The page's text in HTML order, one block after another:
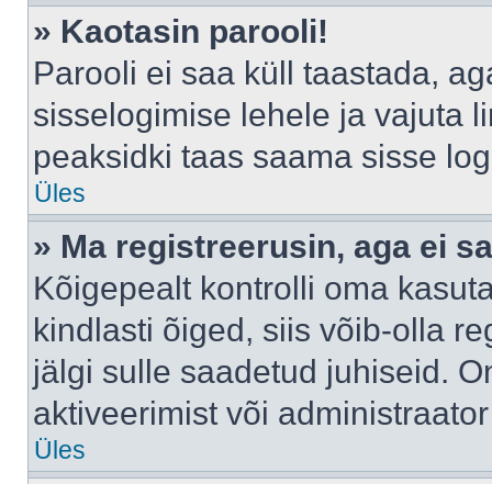
» Kaotasin parooli!
Parooli ei saa küll taastada,
sisselogimise lehele ja vajuta
peaksidki taas saama sisse
Üles
» Ma registreerusin, aga ei
Kõigepealt kontrolli oma
kindlasti õiged, siis võib-olla
jälgi sulle saadetud juhiseid.
aktiveerimist või
Üles